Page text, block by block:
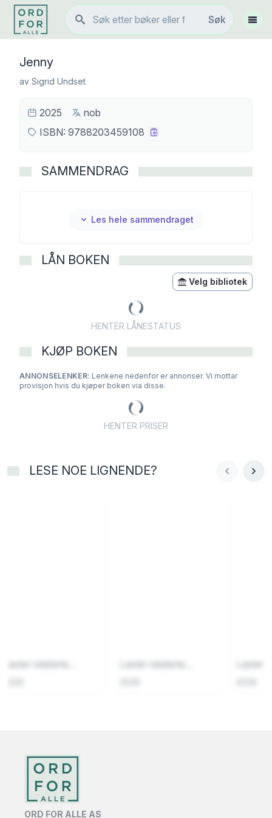
Søk
Søk
Vis
Jenny
av Sigrid Undset
2025
nob
ISBN: 9788203459108
SAMMENDRAG
Les hele sammendraget
LÅN BOKEN
Velg bibliotek
HENTER LÅNESTATUS
KJØP BOKEN
ANNONSELENKER: Lenkene nedenfor er annonser. Vi mottar
provisjon hvis du kjøper boken via disse.
HENTER PRISER
LESE NOE LIGNENDE?
Laster relaterte... Laster relaterte... Laster
ORD FOR ALLE AS